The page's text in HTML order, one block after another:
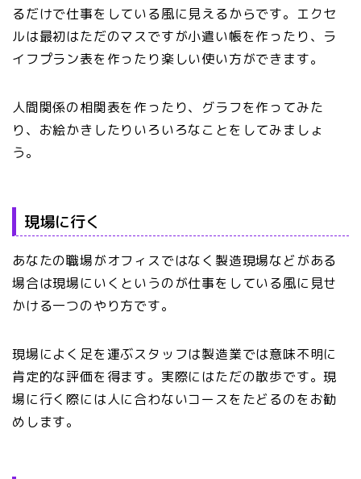
るだけで仕事をしている風に見えるからです。エクセ
ルは最初はただのマスですが小遣い帳を作ったり、ラ
イフプラン表を作ったり楽しい使い方ができます。
人間関係の相関表を作ったり、グラフを作ってみた
り、お絵かきしたりいろいろなことをしてみましょ
う。
現場に行く
あなたの職場がオフィスではなく製造現場などがある
場合は現場にいくというのが仕事をしている風に見せ
かける一つのやり方です。
現場によく足を運ぶスタッフは製造業では意味不明に
肯定的な評価を得ます。実際にはただの散歩です。現
場に行く際には人に合わないコースをたどるのをお勧
めします。